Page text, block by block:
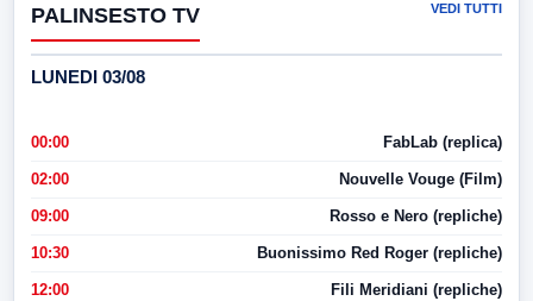
PALINSESTO TV VEDI TUTTI
LUNEDI 03/08
00:00 FabLab (replica)
02:00 Nouvelle Vouge (Film)
09:00 Rosso e Nero (repliche)
10:30 Buonissimo Red Roger (repliche)
12:00 Fili Meridiani (repliche)